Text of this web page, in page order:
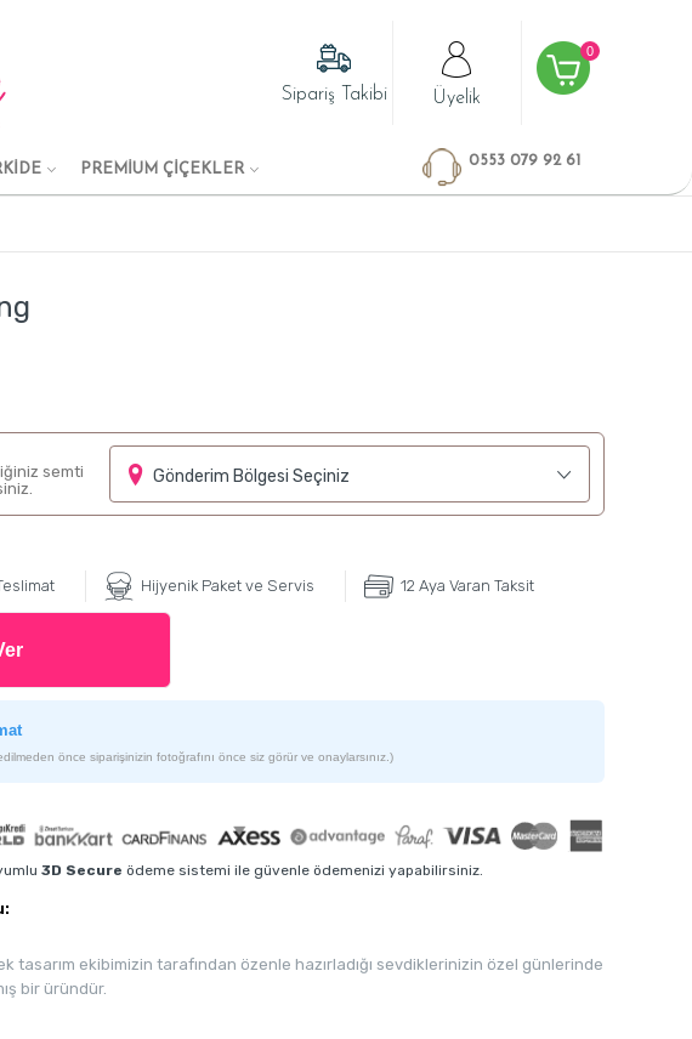
Sipariş Takibi Üyelik
0
PREMİUM ÇİÇEKLER
0553 079 92 61
semti
Gönderim Bölgesi Seçiniz
Hijyenik Paket ve Servis 12 Aya Varan Taksit
önce siparişinizin fotoğrafını önce siz görür ve onaylarsınız.)
3D Secure ödeme sistemi ile güvenle ödemenizi yapabilirsiniz.
tasarım ekibimizin tarafından özenle hazırladığı sevdiklerinizin özel günlerinde
bir üründür.